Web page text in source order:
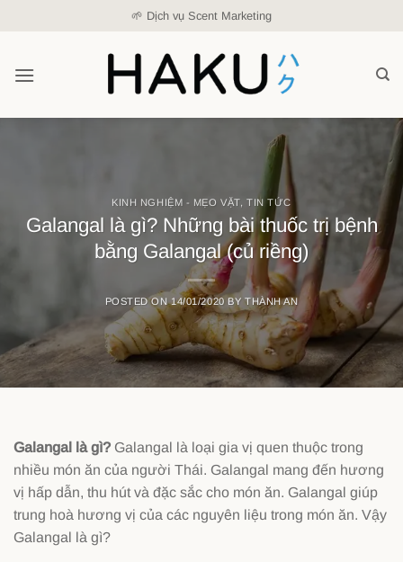
🌱 Dịch vụ Scent Marketing
KINH NGHIỆM - MẸO VẶT, TIN TỨC
Galangal là gì? Những bài thuốc trị bệnh
bằng Galangal (củ riềng)
POSTED ON14/01/2020 BY THÀNH AN
Galangal là gì? Galangal là loại gia vị quen thuộc trong
nhiều món ăn của người Thái. Galangal mang đến hương
vị hấp dẫn, thu hút và đặc sắc cho món ăn. Galangal giúp
trung hoà hương vị của các nguyên liệu trong món ăn. Vậy
Galangal là gì?